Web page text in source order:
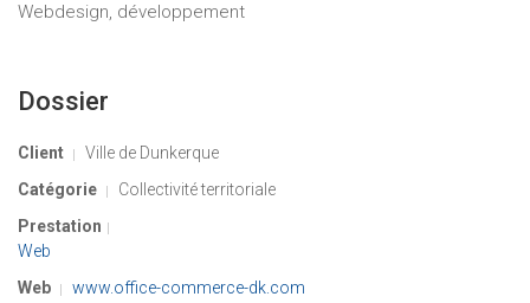
Webdesign, développement
Dossier
Client
Ville de Dunkerque
Catégorie
Collectivité territoriale
Prestation
Web
Web
www.office-commerce-dk.com